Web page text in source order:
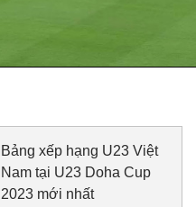
Bảng xếp hạng U23 Việt
Nam tại U23 Doha Cup
2023 mới nhất